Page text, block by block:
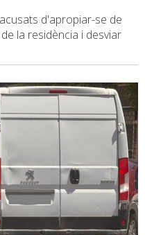
d'apropiar-se de
la residència i desviar